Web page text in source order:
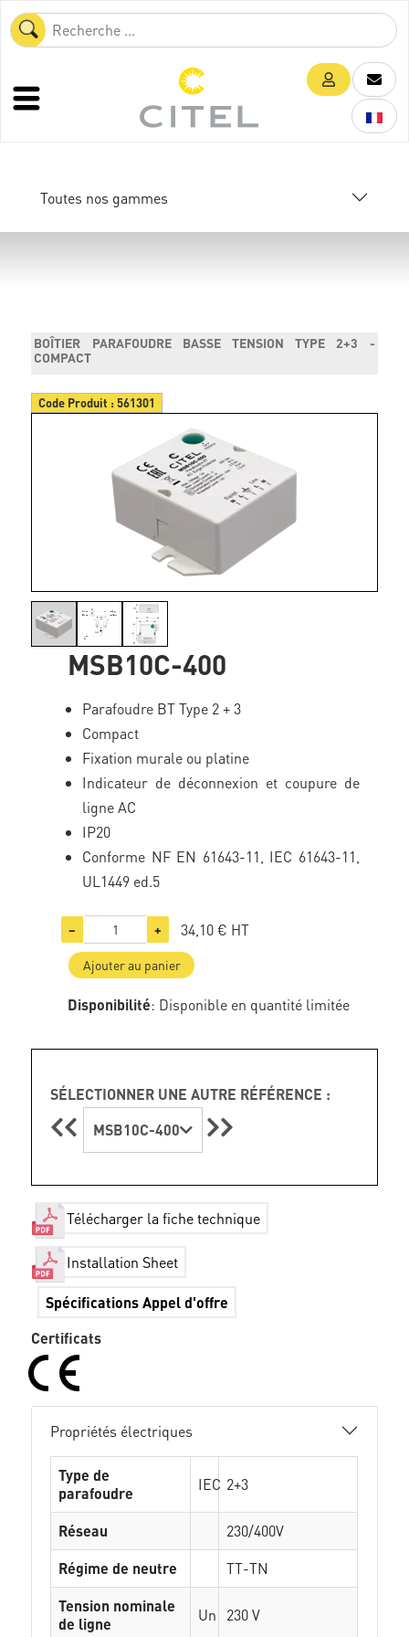
Toutes nos gammes
BOÎTIER PARAFOUDRE BASSE TENSION TYPE 2+3 -
COMPACT
Code Produit :561301
MSB10C-400
Parafoudre BT Type 2 + 3
Compact
Fixation murale ou platine
Indicateur de déconnexion et coupure de
ligne AC
IP20
Conforme NF EN 61643-11, IEC 61643-11,
UL1449 ed.5
− + 34,10 € HT
Ajouter au panier
Disponibilité: Disponible en quantité limitée
SÉLECTIONNER UNE AUTRE RÉFÉRENCE :
MSB10C-400
Télécharger la fiche technique
Installation Sheet
Spécifications Appel d'offre
Certificats
Propriétés électriques
Type de
parafoudre
IEC 2+3
Réseau
230/400V
Régime de neutre
TT-TN
Tension nominale
de ligne
Un 230 V